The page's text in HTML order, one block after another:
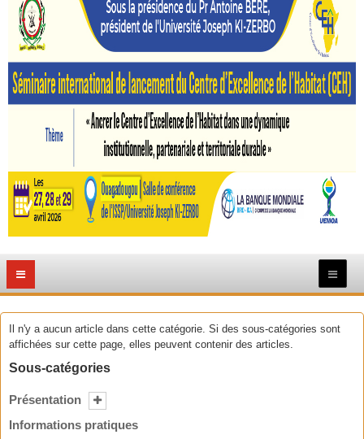
Il n'y a aucun article dans cette catégorie. Si des sous-catégories sont
affichées sur cette page, elles peuvent contenir des articles.
Sous-catégories
Présentation
Informations pratiques